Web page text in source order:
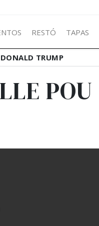
RESTÓ TAPAS
DONALD TRUMP
POU